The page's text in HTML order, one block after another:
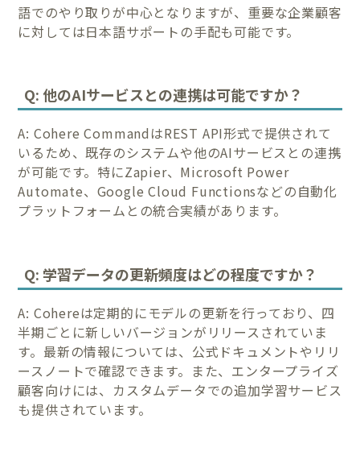
語でのやり取りが中心となりますが、重要な企業顧客
に対しては日本語サポートの手配も可能です。
Q: 他のAIサービスとの連携は可能ですか？
A: Cohere CommandはREST API形式で提供されて
いるため、既存のシステムや他のAIサービスとの連携
が可能です。特にZapier、Microsoft Power
Automate、Google Cloud Functionsなどの自動化
プラットフォームとの統合実績があります。
Q: 学習データの更新頻度はどの程度ですか？
A: Cohereは定期的にモデルの更新を行っており、四
半期ごとに新しいバージョンがリリースされていま
す。最新の情報については、公式ドキュメントやリリ
ースノートで確認できます。また、エンタープライズ
顧客向けには、カスタムデータでの追加学習サービス
も提供されています。